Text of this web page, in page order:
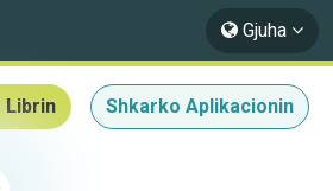
Gjuha
Librin Shkarko Aplikacionin